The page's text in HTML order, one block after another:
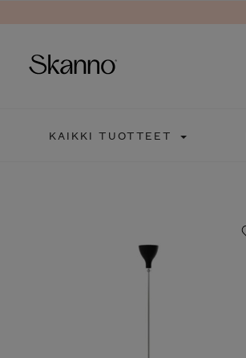
KAIKKI TUOTTEET